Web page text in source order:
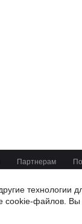
Партнерам
37-42-01
технологии
cookie-файлов.